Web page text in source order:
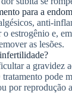
para a
anti-
estrogênio e,
as lesões.
a gravidez
pode
por reprodução